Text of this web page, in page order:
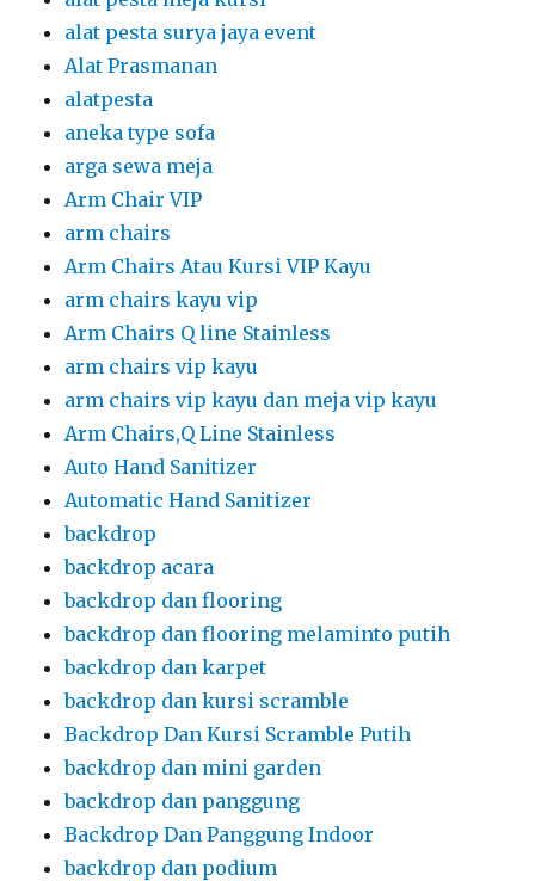
arm chairs vip kayu
arm chairs vip kayu dan meja vip kayu
Arm Chairs,Q Line Stainless
Auto Hand Sanitizer
Automatic Hand Sanitizer
backdrop
backdrop acara
backdrop dan flooring
backdrop dan flooring melaminto putih
backdrop dan karpet
backdrop dan kursi scramble
Backdrop Dan Kursi Scramble Putih
backdrop dan mini garden
backdrop dan panggung
Backdrop Dan Panggung Indoor
backdrop dan podium
backdrop dan stage
backdrop event
backdrop kotak
backdrop panel
backdrop panel rental
backdrop panggung
backdrop panggung dan tirai hitam
backdrop partisi dan meja partisi
backdrop pelaminan
backdrop,kursi,meja ibm,kursi acrylic